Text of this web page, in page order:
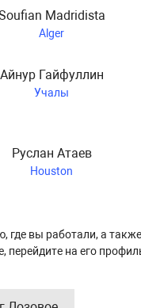
Madridista
Alger
Айнур Гайфуллин
Учалы
Руслан Атаев
Houston
вы работали, а
на его